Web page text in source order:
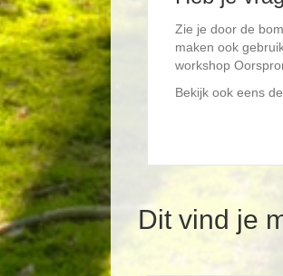
Zie je door de
maken ook
workshop
Bekijk ook eens de
Dit vind je